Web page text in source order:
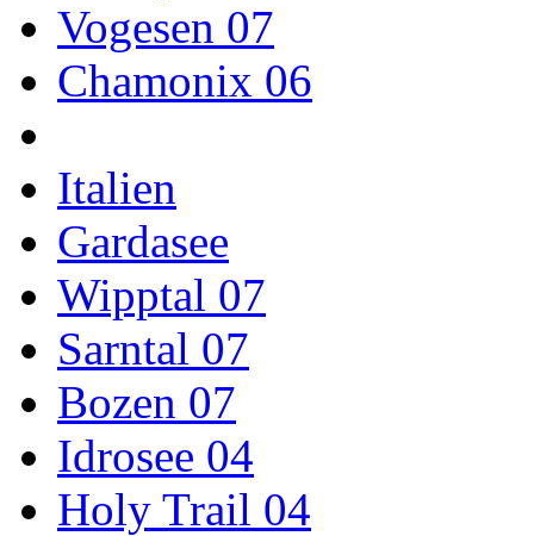
Vogesen 07
Chamonix 06
Italien
Gardasee
Wipptal 07
Sarntal 07
Bozen 07
Idrosee 04
Holy Trail 04